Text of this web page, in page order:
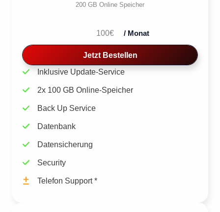
200 GB Online Speicher
100€ / Monat
Jetzt Bestellen
Inklusive Update-Service
2x 100 GB Online-Speicher
Back Up Service
Datenbank
Datensicherung
Security
Telefon Support *